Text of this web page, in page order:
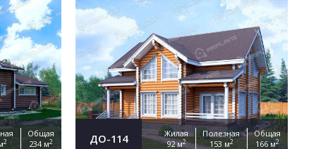
2
Общая
234 м2 ДО-114
Жилая
92 м2
Полезная
153 м2
Общая
166 м2